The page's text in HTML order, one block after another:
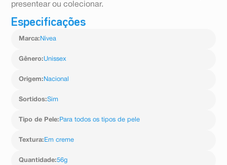
presentear ou colecionar.
Especificações
Marca: Nivea
Gênero:Unissex
Origem: Nacional
Sortidos:Sim
Tipo de Pele: Para todos os tipos de pele
Textura: Em creme
Quantidade:56g